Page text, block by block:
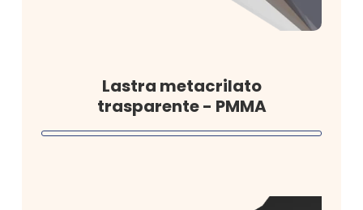
Lastra metacrilato
trasparente - PMMA